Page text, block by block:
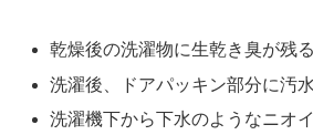
乾燥後の洗濯物に生乾き臭が残る
洗濯後、ドアパッキン部分に汚
洗濯機下から下水のようなニオ